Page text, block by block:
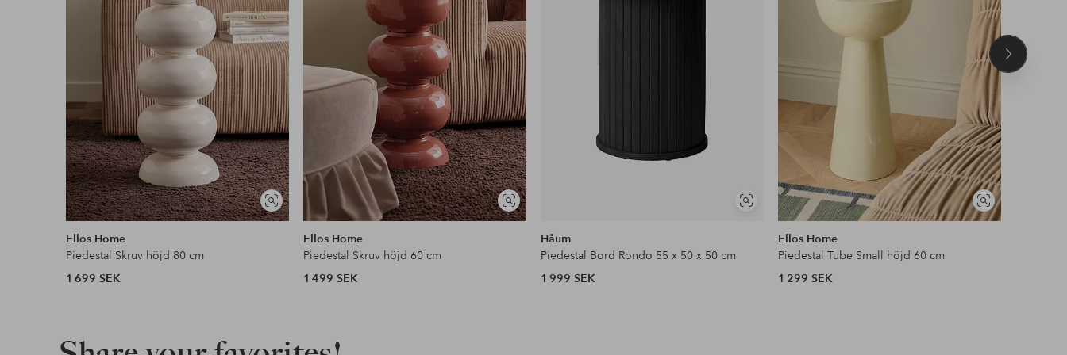
Visa
liknande
Ellos Home
Piedestal Skruv höjd 80 cm
1 699 SEK
Visa
liknande
Ellos Home
Piedestal Skruv höjd 60 cm
1 499 SEK
Visa
liknande
Håum
Piedestal Bord Rondo 55 x 50 x 50 cm
1 999 SEK
Visa
liknande
Ellos Home
Piedestal Tube Small höjd 60 cm
1 299 SEK
Nästa